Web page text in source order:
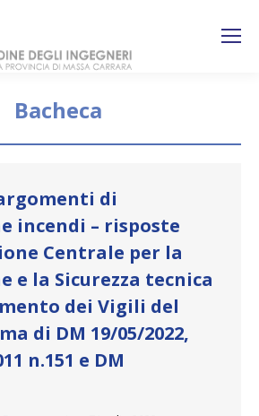
Bacheca
di
incendi – risposte
Centrale per la
e la Sicurezza tecnica
dei Vigili del
di DM 19/05/2022,
n.151 e DM